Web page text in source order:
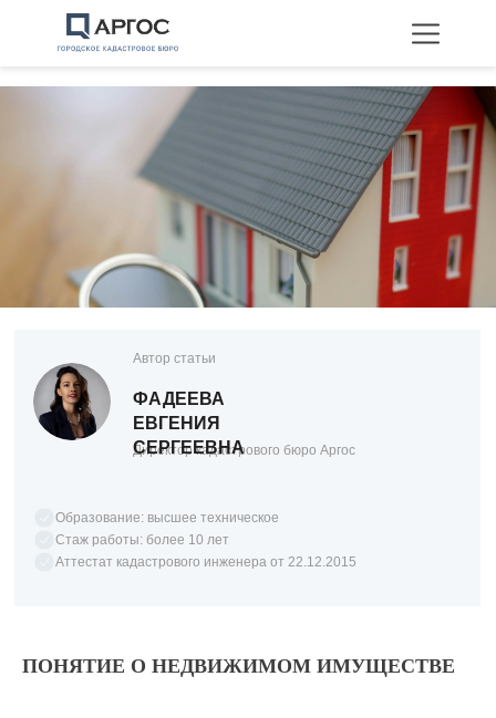
Технические планы
Межевание
Перепланировка
Директор кадастрового бюро Аргос
Автор статьи
ФАДЕЕВА
ЕВГЕНИЯ
СЕРГЕЕВНА
Образование: высшее техническое
Стаж работы: более 10 лет
Аттестат кадастрового инженера от 22.12.2015
ПОНЯТИЕ О НЕДВИЖИМОМ ИМУЩЕСТВЕ